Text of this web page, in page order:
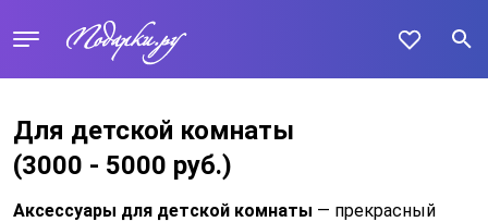
Для детской комнаты
(3000 - 5000 руб.)
Аксессуары для детской комнаты — прекрасный